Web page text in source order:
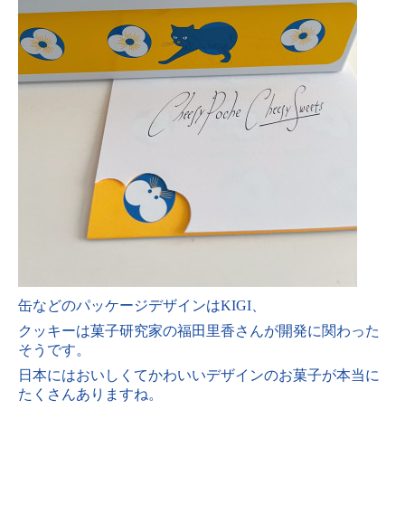
缶などのパッケージデザインはKIGI、
クッキーは菓子研究家の福田里香さんが開発に関わった
そうです。
日本にはおいしくてかわいいデザインのお菓子が本当に
たくさんありますね。